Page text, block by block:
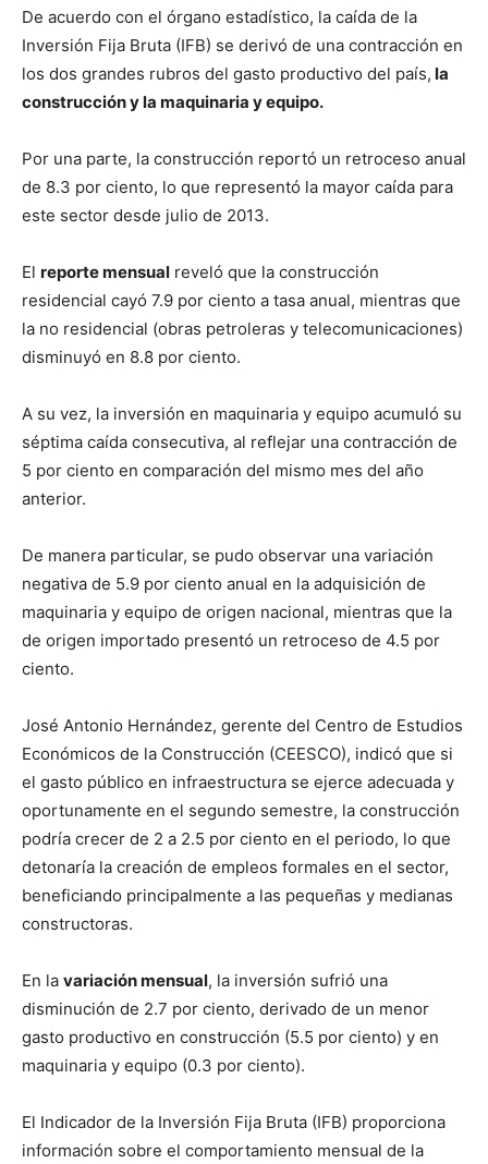
De acuerdo con el órgano estadístico, la caída de la
Inversión Fija Bruta (IFB) se derivó de una contracción en
los dos grandes rubros del gasto productivo del país, la
construcción y la maquinaria y equipo.
Por una parte, la construcción reportó un retroceso anual
de 8.3 por ciento, lo que representó la mayor caída para
este sector desde julio de 2013.
El reporte mensual reveló que la construcción
residencial cayó 7.9 por ciento a tasa anual, mientras que
la no residencial (obras petroleras y telecomunicaciones)
disminuyó en 8.8 por ciento.
A su vez, la inversión en maquinaria y equipo acumuló su
séptima caída consecutiva, al reflejar una contracción de
5 por ciento en comparación del mismo mes del año
anterior.
De manera particular, se pudo observar una variación
negativa de 5.9 por ciento anual en la adquisición de
maquinaria y equipo de origen nacional, mientras que la
de origen importado presentó un retroceso de 4.5 por
ciento.
José Antonio Hernández, gerente del Centro de Estudios
Económicos de la Construcción (CEESCO), indicó que si
el gasto público en infraestructura se ejerce adecuada y
oportunamente en el segundo semestre, la construcción
podría crecer de 2 a 2.5 por ciento en el periodo, lo que
detonaría la creación de empleos formales en el sector,
beneficiando principalmente a las pequeñas y medianas
constructoras.
En la variación mensual, la inversión sufrió una
disminución de 2.7 por ciento, derivado de un menor
gasto productivo en construcción (5.5 por ciento) y en
maquinaria y equipo (0.3 por ciento).
El Indicador de la Inversión Fija Bruta (IFB) proporciona
información sobre el comportamiento mensual de la